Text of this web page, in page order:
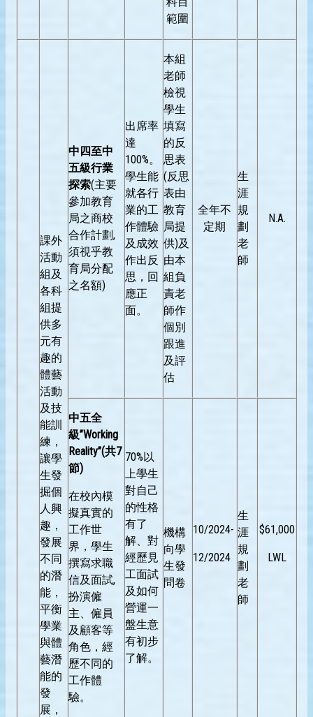
範圍
課外
活動
組及
各科
組提
供多
元有
趣的
體藝
活動
及技
能訓
練，
讓學
生發
掘個
人興
趣，
發展
不同
的潛
能，
平衡
學業
與體
藝潛
能的
發
展，
中四至中
五級行業
探索(主要
參加教育
局之商校
合作計劃,
須視乎教
育局分配
之名額)
出席率
達
100%。
學生能
就各行
業的工
作體驗
及成效
作出反
思，回
應正
面。
本組
老師
檢視
學生
填寫
的反
思表
(反思
表由
教育
局提
供)及
由本
組負
責老
師作
個別
跟進
及評
估
全年不
定期
生
涯
規
劃
老
師
N.A.
中五全
級”Working
Reality”(共7
節)
在校內模
擬真實的
工作世
界，學生
撰寫求職
信及面試,
扮演僱
主、僱員
及顧客等
角色，經
歷不同的
工作體
驗。
70%以
上學生
對自己
的性格
有了
解、對
經歷見
工面試
及如何
營運一
盤生意
有初步
了解。
機構
向學
生發
問卷
10/2024-
12/2024
生
涯
規
劃
老
師
$61,000
LWL